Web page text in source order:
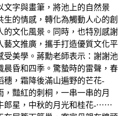
文字與畫筆，將池上的自然景
的情感，轉化為觸動人心的創
的文化風景。同時，也特別感謝
藝文推廣，攜手打造優質文化平
受美學。蔣勳老師表示：謝謝池
晨昏和四季。驚蟄時的雷聲，春
穗，霜降後滿山遍野的芒花-
豔紅的刺桐，一串一串的月
郎星，中秋的月光和桂花-⋯⋯